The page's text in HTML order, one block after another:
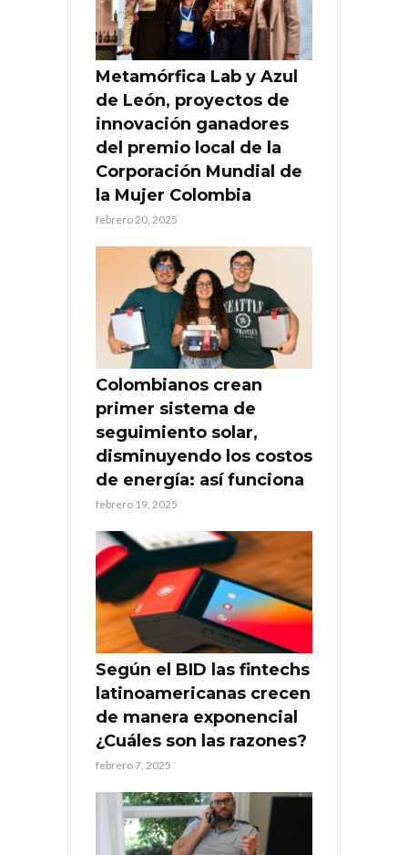
Metamórfica Lab y Azul
de León, proyectos de
innovación ganadores
del premio local de la
Corporación Mundial de
la Mujer Colombia
febrero 20, 2025
Colombianos crean
primer sistema de
seguimiento solar,
disminuyendo los costos
de energía: así funciona
febrero 19, 2025
Según el BID las fintechs
latinoamericanas crecen
de manera exponencial
¿Cuáles son las razones?
febrero 7, 2025